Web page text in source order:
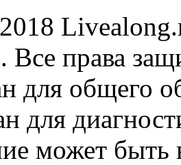
Все права
для общего
для
может быть